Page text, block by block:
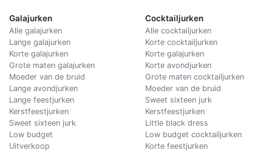
Galajurken
Alle galajurken
Lange galajurken
Korte galajurken
Grote maten galajurken
Moeder van de bruid
Lange avondjurken
Lange feestjurken
Kerstfeestjurken
Sweet sixteen jurk
Low budget
Uitverkoop
Cocktailjurken
Alle cocktailjurken
Korte cocktailjurken
Korte galajurken
Korte avondjurken
Grote maten cocktailjurken
Moeder van de bruid
Sweet sixteen jurk
Kerstfeestjurken
Little black dress
Low budget cocktailjurken
Korte feestjurken